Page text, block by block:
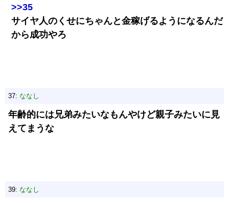
>>35
サイヤ人のくせにちゃんと金稼げるようになるんだ
から成功やろ
37: ななし
年齢的には兄弟みたいなもんやけど親子みたいに見
えてまうな
39: ななし